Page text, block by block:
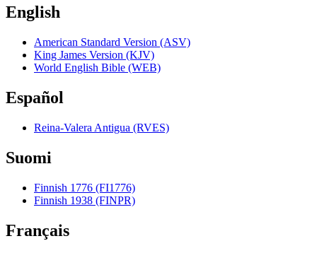
English
American Standard Version (ASV)
King James Version (KJV)
World English Bible (WEB)
Español
Reina-Valera Antigua (RVES)
Suomi
Finnish 1776 (FI1776)
Finnish 1938 (FINPR)
Français